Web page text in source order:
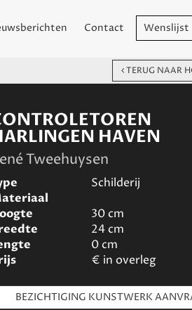
Contact Wenslijst
TERUG NAAR
HAVEN
Tweehuysen
Schilderij
30cm
24cm
0cm
€ in overleg
BEZICHTIGING KUNSTWERK